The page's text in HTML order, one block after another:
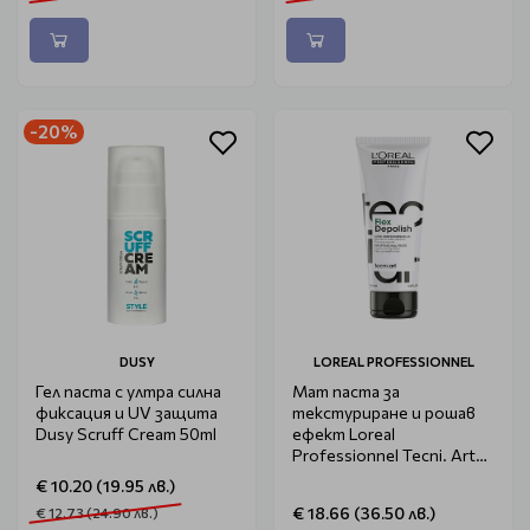
-20%
DUSY
Гел паста с ултра силна
фиксация и UV защита
Dusy Scruff Cream 50ml
€ 10.20 (19.95 лв.)
€ 12.73 (24.90 лв.)
LOREAL PROFESSIONNEL
Мат паста за
текстуриране и рошав
ефект Loreal
Professionnel Tecni. Art
€ 18.66 (36.50 лв.)